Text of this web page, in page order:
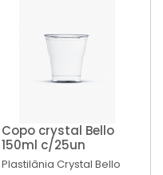
Copo crystal Bello
150ml c/25un
Plastilânia Crystal Bello